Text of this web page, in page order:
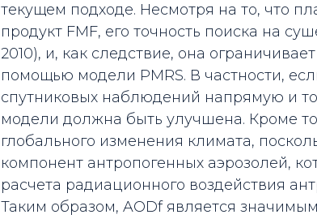
текущем подходе. Несмотря на то, что
продукт FMF, его точность поиска на
2010), и, как следствие, она
помощью модели PMRS. В частности,
спутниковых наблюдений напрямую и
модели должна быть улучшена. Кроме
глобального изменения климата,
компонент антропогенных аэрозолей,
расчета радиационного воздействия
Таким образом, AODf является